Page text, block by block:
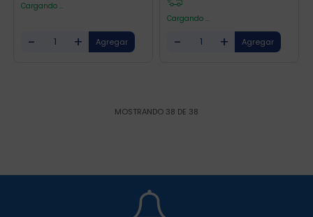
Cargando ...
- +
Cargando ...
- +
MOSTRANDO 38 DE 38